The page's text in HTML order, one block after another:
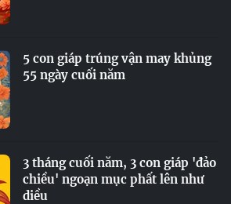
5 con giáp trúng vận may khủng
55 ngày cuối năm
3 tháng cuối năm, 3 con giáp 'đảo
chiều' ngoạn mục phất lên như
diều